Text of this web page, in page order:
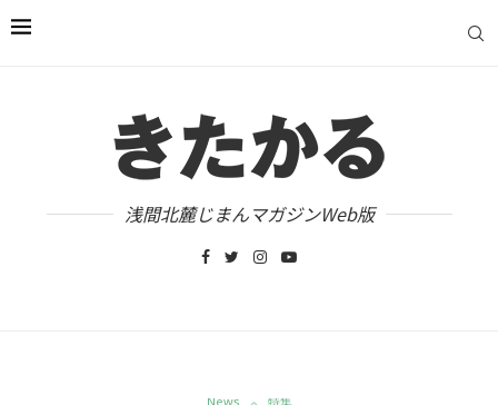
浅間北麓じまんマガジンWeb版